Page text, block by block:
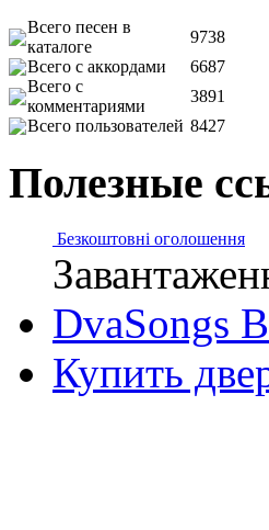
Всего песен в
каталоге
9738
Всего с аккордами
6687
Всего с
комментариями
3891
Всего пользователей 8427
Полезные
Безкоштовні оголошення
DvaSongs
Купить